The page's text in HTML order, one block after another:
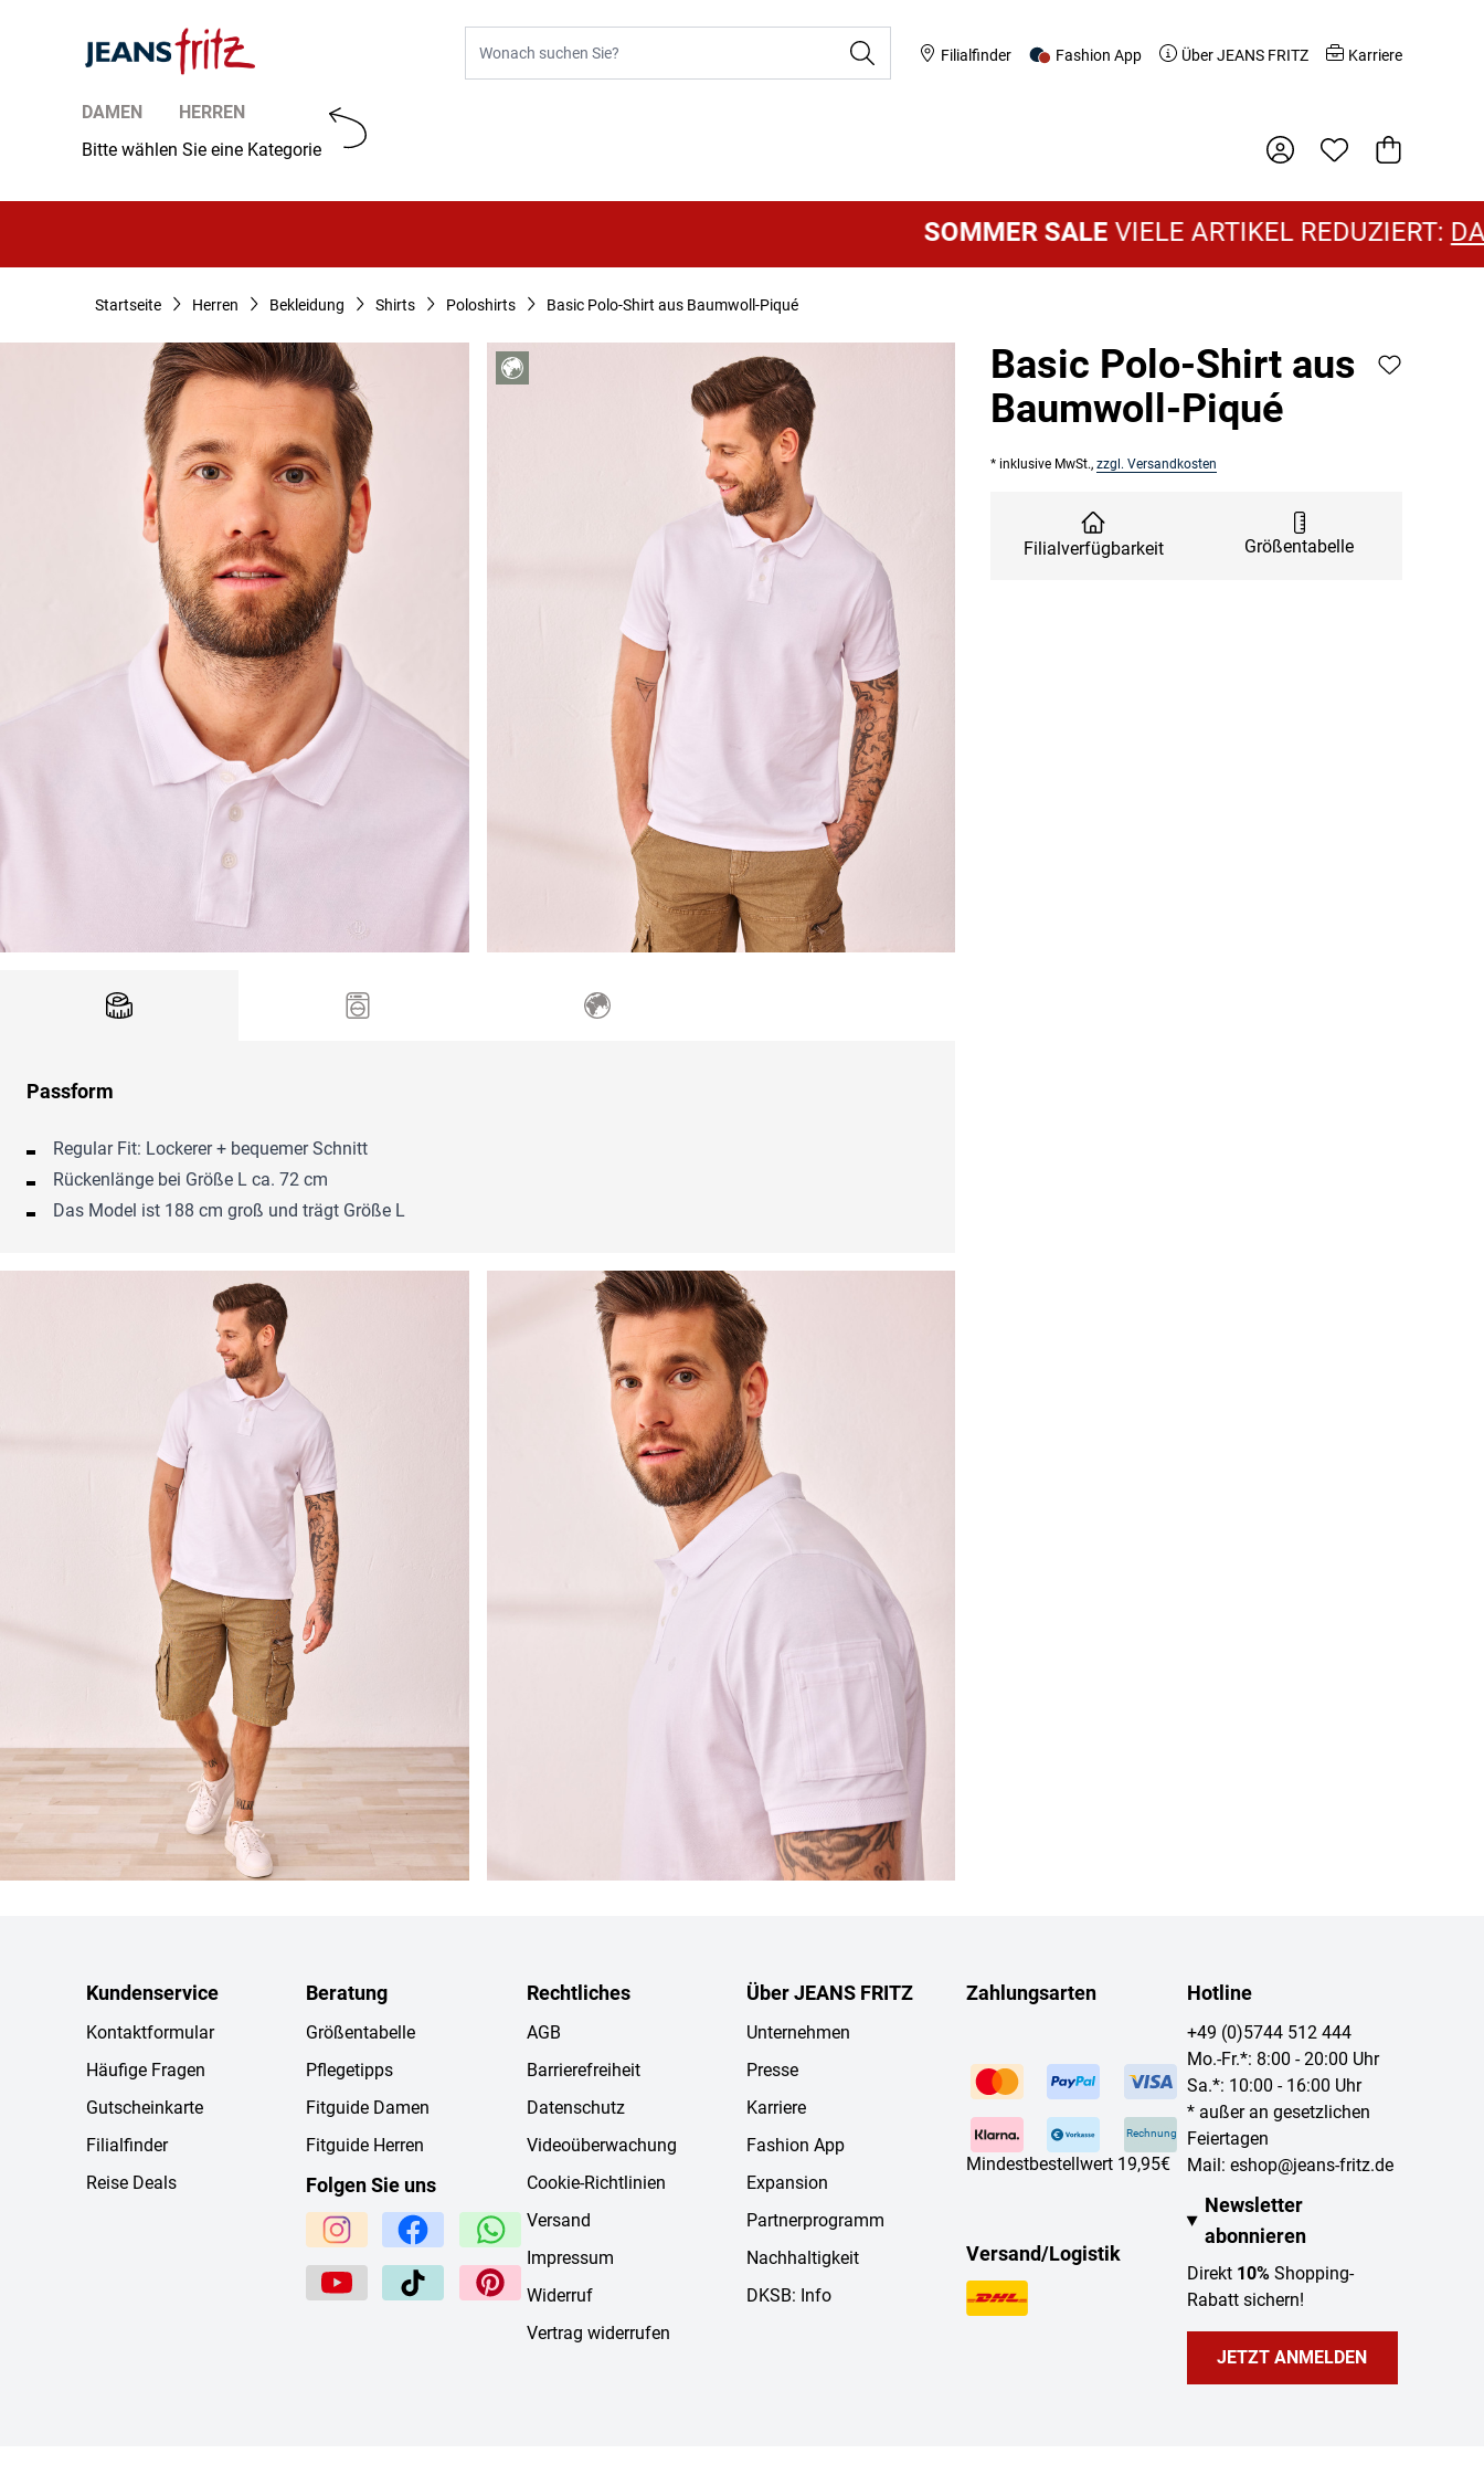
Filialfinder Fashion App Über JEANS FRITZ Karriere
DAMEN
HERREN
Bitte wählen Sie eine Kategorie
Warenkorb
SOMMER SALEVIELE ARTIKEL REDUZIERT:DAMEN
Startseite Herren Bekleidung Shirts Poloshirts Basic Polo-Shirt aus Baumwoll-Piqué
Passform
Regular Fit: Lockerer + bequemer Schnitt
Rückenlänge bei Größe L ca. 72 cm
Das Model ist 188 cm groß und trägt Größe L
Basic Polo-Shirt aus
Baumwoll-Piqué
* inklusive MwSt., zzgl. Versandkosten
Filialverfügbarkeit Größentabelle
Kundenservice
Kontaktformular
Häufige Fragen
Gutscheinkarte
Filialfinder
Reise Deals
Beratung
Größentabelle
Pflegetipps
Fitguide Damen
Fitguide Herren
Folgen Sie uns
Rechtliches
AGB
Barrierefreiheit
Datenschutz
Videoüberwachung
Cookie-Richtlinien
Versand
Impressum
Widerruf
Vertrag widerrufen
Über JEANS FRITZ
Unternehmen
Presse
Karriere
Fashion App
Expansion
Partnerprogramm
Nachhaltigkeit
DKSB: Info
Zahlungsarten
Rechnung
Mindestbestellwert 19,95€
Versand/Logistik
Hotline
+49 (0)5744 512 444
Mo.-Fr.*: 8:00 - 20:00 Uhr
Sa.*: 10:00 - 16:00 Uhr
* außer an gesetzlichen
Feiertagen
Mail: eshop@jeans-fritz.de
Newsletter
abonnieren
Direkt 10%Shopping-
Rabatt sichern!
JETZT ANMELDEN